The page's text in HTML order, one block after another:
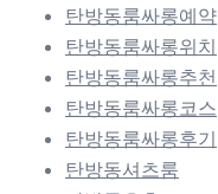
탄방동룸싸롱예약
탄방동룸싸롱위치
탄방동룸싸롱추천
탄방동룸싸롱코스
탄방동룸싸롱후기
탄방동셔츠룸